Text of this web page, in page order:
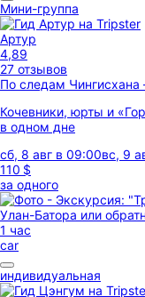
Мини-группа
Артур
4,89
27 отзывов
По следам
Кочевники, юрты и
в одном дне
сб, 8 авг в 09:00вс, 9
110 $
за одного
1 час
car
индивидуальная